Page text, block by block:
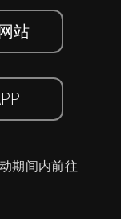
站
期间内前往